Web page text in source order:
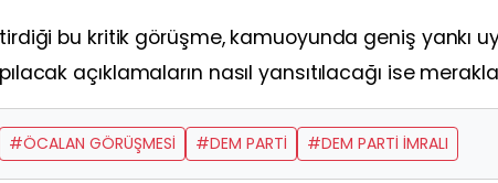
bu kritik görüşme, kamuoyunda geniş yankı
açıklamaların nasıl yansıtılacağı ise
#ÖCALAN GÖRÜŞMESI #DEM PARTI #DEM PARTI IMRALI